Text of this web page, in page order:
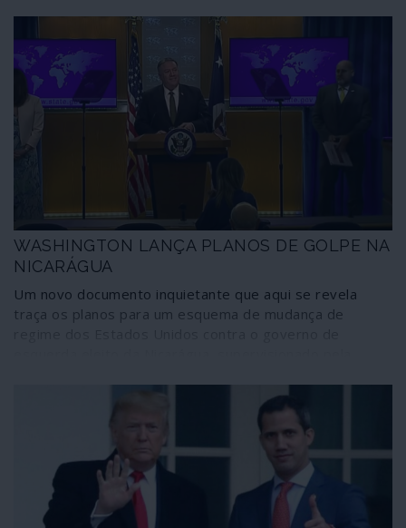
e Obama, polvilham as principais áreas de intervenção
da administração de Joseph Biden. Tudo sob influência
de Madeleine Albright, patrocinadora de crimes de
guerra, por exemplo nos Balcãs. A comunicação social
corporativa continua a “respirar de alívio” com o alegado
novo rumo dos Estados Unidos; porém, do quadro
actual há que esperar mais guerras, mais ingerência,
mais golpes de Estado – “brandos” ou nem tanto.
WASHINGTON LANÇA PLANOS DE GOLPE NA
NICARÁGUA
Um novo documento inquietante que aqui se revela
traça os planos para um esquema de mudança de
impor a repressão e expulsão dos sandinistas e
instaurar a selva neoliberal. Os projectos escondem-se
sob os habituais sofismas da “ajuda humanitária” e da
“transição para a democracia”. Segundo os cenários
elaborados, até uma “grande crise sanitária” pode
ajudar ao golpe.